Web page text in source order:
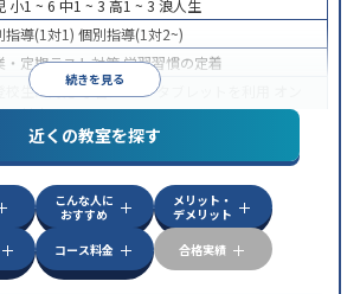
続きを見る
小1 ~ 6 中1 ~ 3 高1 ~ 3 浪人生
指導(1対1) 個別指導(1対2~)
・定期テスト対策学習習慣の定着
校生に対応学習にPC・タブレットを利用
ン対応
近くの教室を探す
こんな人に
おすすめ
メリット・
デメリット
コース料金 合格実績